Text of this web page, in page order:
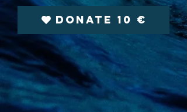
Donate 10 €